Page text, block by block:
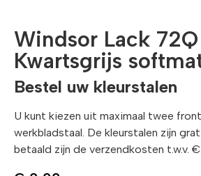
Windsor Lack 72Q
Kwartsgrijs
Bestel uw kleurstalen
U kunt kiezen uit maximaal twee
werkbladstaal. De kleurstalen zijn
betaald zijn de verzendkosten t.w.v.